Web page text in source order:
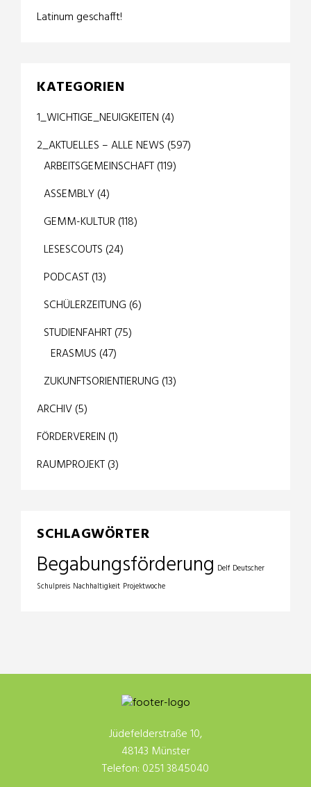
Latinum geschafft!
KATEGORIEN
1_WICHTIGE_NEUIGKEITEN (4)
2_AKTUELLES – ALLE NEWS (597)
ARBEITSGEMEINSCHAFT(119)
ASSEMBLY(4)
GEMM-KULTUR(118)
LESESCOUTS (24)
PODCAST(13)
SCHÜLERZEITUNG (6)
STUDIENFAHRT(75)
ERASMUS (47)
ZUKUNFTSORIENTIERUNG (13)
ARCHIV(5)
FÖRDERVEREIN (1)
RAUMPROJEKT(3)
SCHLAGWÖRTER
Begabungsförderung Delf Deutscher
Schulpreis Nachhaltigkeit Projektwoche
Jüdefelderstraße 10,
48143 Münster
Telefon: 0251 3845040